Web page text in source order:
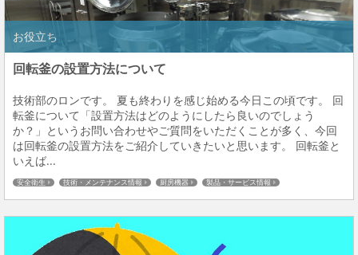
お役立ち
回転釜の設置方法について
技術部のロンです。 夏も終わりを感じ始める今日この頃です。 回
転釜について「設置方法はどのようにしたら良いのでしょう
か？」というお問い合わせやご質問をいただくことが多く、今回
は回転釜の設置方法をご紹介していきたいと思います。 回転釜と
いえば...
安全衛生 技術・メンテナンス情報 厨房機器 製品・サービス情報